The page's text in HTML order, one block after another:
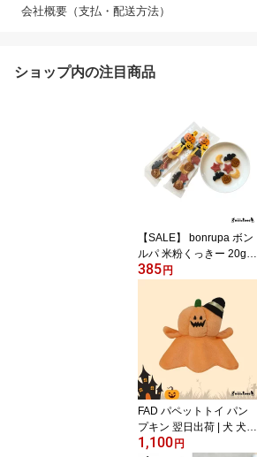
会社概要（支払・配送方法）
ショップ内の注目商品
【SALE】 bonrupa ボン
ルパ 米粉くっきー 20g |
犬 いぬ 犬用 おやつ 米粉
385 円
FAD パペットトイ パン
プキン 翌日出荷 | 犬 犬用
おもちゃ トイ プレゼン
1,100 円